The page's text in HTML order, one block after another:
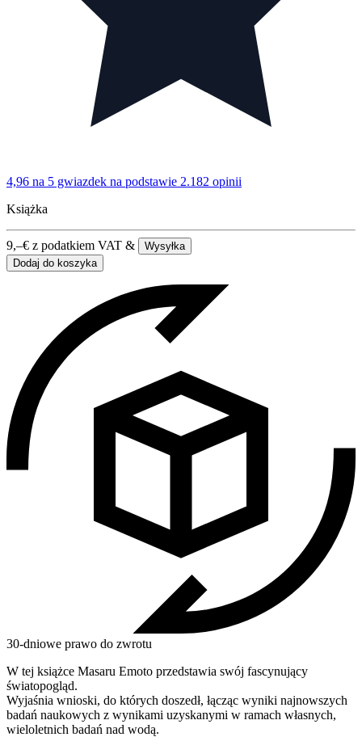
4,96 na 5 gwiazdek na podstawie 2.182 opinii
Książka
9,–€ z podatkiem VAT &
Wysyłka
Dodaj do koszyka
30-dniowe prawo do zwrotu
W tej książce Masaru Emoto przedstawia swój fascynujący
światopogląd.
Wyjaśnia wnioski, do których doszedł, łącząc wyniki najnowszych
badań naukowych z wynikami uzyskanymi w ramach własnych,
wieloletnich badań nad wodą.